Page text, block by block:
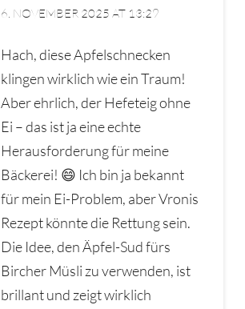
6. NOVEMBER 2025 AT 13:29
Hach, diese Apfelschnecken
klingen wirklich wie ein Traum!
Aber ehrlich, der Hefeteig ohne
Ei – das ist ja eine echte
Herausforderung für meine
Bäckerei! 😄 Ich bin ja bekannt
für mein Ei-Problem, aber Vronis
Rezept könnte die Rettung sein.
Die Idee, den Äpfel-Sud fürs
Bircher Müsli zu verwenden, ist
brillant und zeigt wirklich